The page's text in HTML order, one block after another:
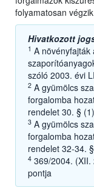
folyamatosan
Hivatkozott
1 A növényfajták
szóló 2003. évi
2 A gyümölcs
forgalomba
rendelet 30. §
3 A gyümölcs
forgalomba
rendelet 32-34.
4 369/2004.
pontja